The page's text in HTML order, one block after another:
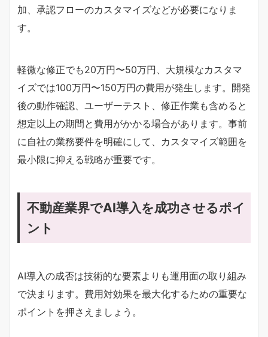
加、承認フローのカスタマイズなどが必要になりま
す。
軽微な修正でも20万円〜50万円、大規模なカスタマ
イズでは100万円〜150万円の費用が発生します。開発
後の動作確認、ユーザーテスト、修正作業も含めると
想定以上の期間と費用がかかる場合があります。事前
に自社の業務要件を明確にして、カスタマイズ範囲を
最小限に抑える戦略が重要です。
不動産業界でAI導入を成功させるポイ
ント
AI導入の成否は技術的な要素よりも運用面の取り組み
で決まります。費用対効果を最大化するための重要な
ポイントを押さえましょう。